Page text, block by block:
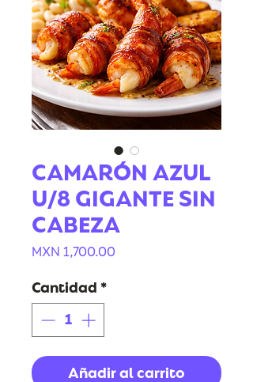
CAMARÓN AZUL
U/8 GIGANTE SIN
CABEZA
MXN 1,700.00
Cantidad *
Añadir al carrito